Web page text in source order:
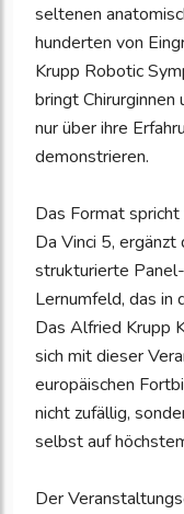
seltenen
hunderten von
Krupp Robotic
bringt Chirurginnen
nur über ihre
demonstrieren.
Das Format
Da Vinci 5,
strukturierte
Lernumfeld, das in
Das Alfried Krupp
sich mit dieser
europäischen
nicht zufällig,
selbst auf
Der